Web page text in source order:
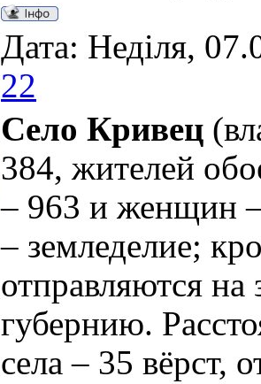
Дата: Неділя,
22
Село Кривец
384, жителей
– 963 и женщин –
– земледелие;
отправляются
губернию.
села – 35 вёрст,